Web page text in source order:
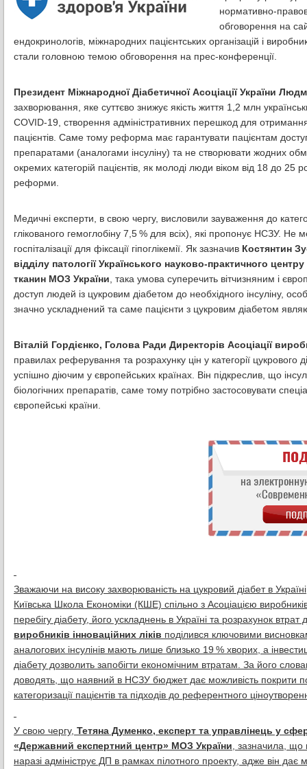
нормативно-
обговорення на
ендокринологів, міжнародних пацієнтських організацій і
стали головною темою обговорення на прес-конференції.
Президент Міжнародної Діабетичної Асоціації України
захворювання, яке суттєво знижує якість життя 1,2 млн
COVID-19, створення адміністративних перешкод для
пацієнтів. Cаме тому реформа має гарантувати пацієнтам
препаратами (аналогами інсуліну) та не створювати жодних
окремих категорій пацієнтів, як молоді люди віком від 18 до
реформи.
Медичні експерти, в свою чергу, висловили зауваження до
глікованого гемоглобіну 7,5 % для всіх), які пропонує НСЗУ.
госпіталізації для фіксації гіпоглікемії. Як зазначив Костянтин
відділу патології Українського науково-практичного
тканин МОЗ України , така умова суперечить вітчизняним і
доступ людей із цукровим діабетом до необхідного інсуліну,
значно ускладнений та саме пацієнти з цукровим діабетом
Віталій Гордієнко, Голова Ради Директорів Асоціації
правилах реферування та розрахунку цін у категорії цукрового
успішно діючим у європейських країнах. Він підкреслив, що
біологічних препаратів, саме тому потрібно застосовувати
європейські країни.
Зважаючи на високу захворюваність на цукровий діабет в
Київська Школа Економіки (КШЕ) спільно з Асоціацією
перебігу діабету, його ускладнень в Україні та розрахунок
виробників інноваційних ліків поділився ключовими
аналогових інсулінів мають лише близько 19 % хворих, а
діабету дозволить запобігти економічним втратам. За його
доводять, що наявний в НСЗУ бюджет дає можливість покрити
категоризації пацієнтів та підходів до референтного
У свою чергу, Тетяна Думенко, експерт та управлінець у
«Державний експертний центр» МОЗ України, зазначила, що
наразі адмініструє ДП в рамках пілотного проекту, адже він дає